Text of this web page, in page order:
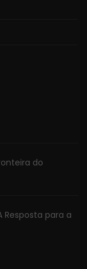
do
Resposta para a